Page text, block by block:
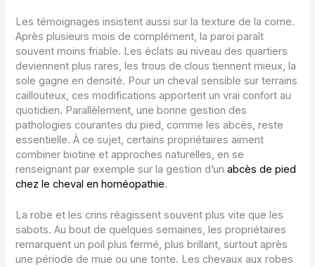
Les témoignages insistent aussi sur la texture de la corne.
Après plusieurs mois de complément, la paroi paraît
souvent moins friable. Les éclats au niveau des quartiers
deviennent plus rares, les trous de clous tiennent mieux, la
sole gagne en densité. Pour un cheval sensible sur terrains
caillouteux, ces modifications apportent un vrai confort au
quotidien. Parallèlement, une bonne gestion des
pathologies courantes du pied, comme les abcès, reste
essentielle. À ce sujet, certains propriétaires aiment
combiner biotine et approches naturelles, en se
renseignant par exemple sur la gestion d’unabcès de pied
chez le cheval en homéopathie.
La robe et les crins réagissent souvent plus vite que les
sabots. Au bout de quelques semaines, les propriétaires
remarquent un poil plus fermé, plus brillant, surtout après
une période de mue ou une tonte. Les chevaux aux robes